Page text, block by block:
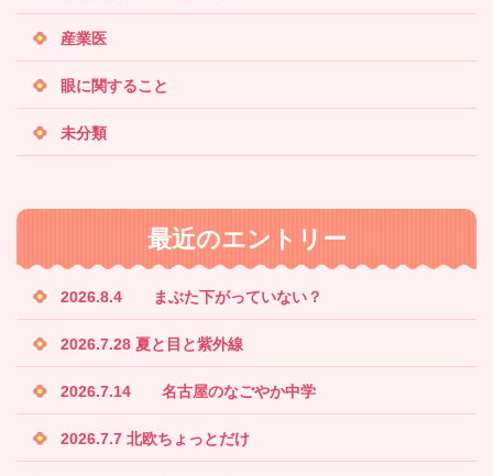
産業医
眼に関すること
未分類
最近のエントリー
2026.8.4 まぶた下がっていない？
2026.7.28 夏と目と紫外線
2026.7.14 名古屋のなごやか中学
2026.7.7 北欧ちょっとだけ